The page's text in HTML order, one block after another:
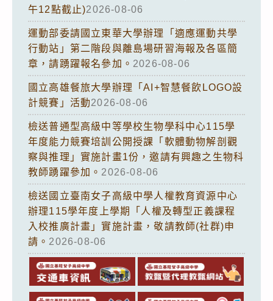
午12點截止)2026-08-06
運動部委請國立東華大學辦理「適應運動共學
行動站」第二階段與離島場研習海報及各區簡
章，請踴躍報名參加。 2026-08-06
國立高雄餐旅大學辦理「AI+智慧餐飲LOGO設
計競賽」活動2026-08-06
檢送普通型高級中等學校生物學科中心115學
年度能力競賽培訓公開授課「軟體動物解剖觀
察與推理」實施計畫1份，邀請有興趣之生物科
教師踴躍參加。 2026-08-06
檢送國立臺南女子高級中學人權教育資源中心
辦理115學年度上學期「人權及轉型正義課程
入校推廣計畫」實施計畫，敬請教師(社群)申
請。 2026-08-06